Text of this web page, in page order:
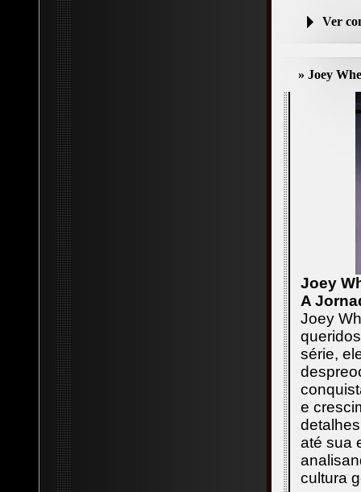
Ver
» Joey
Joey
A
Joey
série,
e
até sua
cultura